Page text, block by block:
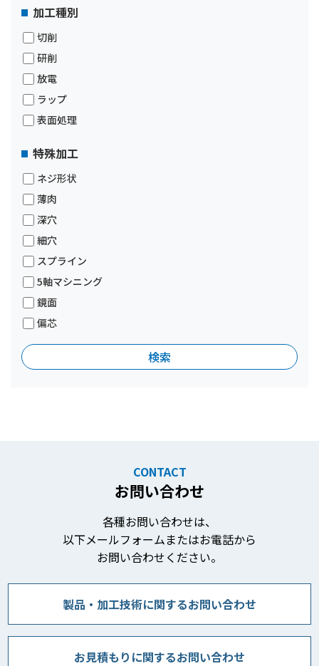
加工種別
切削
研削
放電
ラップ
表面処理
特殊加工
ネジ形状
薄肉
深穴
細穴
スプライン
5軸マシニング
鏡面
偏芯
CONTACT
お問い合わせ
各種お問い合わせは、
以下メールフォームまたはお電話から
お問い合わせください。
製品・加工技術に関するお問い合わせ
お見積もりに関するお問い合わせ